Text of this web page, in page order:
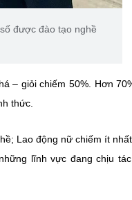
được đào tạo nghề
– giỏi chiếm 50%. Hơn
thức.
Lao động nữ chiếm ít
lĩnh vực đang chịu